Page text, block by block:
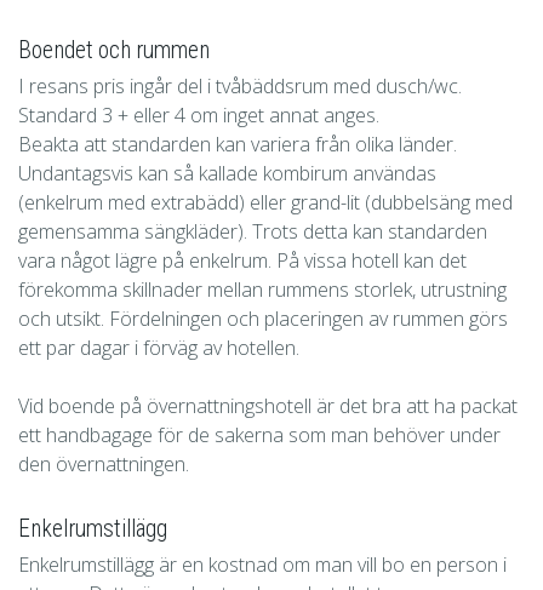
Boendet och rummen
I resans pris ingår del i tvåbäddsrum med dusch/wc.
Standard 3 + eller 4 om inget annat anges.
Beakta att standarden kan variera från olika länder.
Undantagsvis kan så kallade kombirum användas
(enkelrum med extrabädd) eller grand-lit (dubbelsäng med
gemensamma sängkläder). Trots detta kan standarden
vara något lägre på enkelrum. På vissa hotell kan det
förekomma skillnader mellan rummens storlek, utrustning
och utsikt. Fördelningen och placeringen av rummen görs
ett par dagar i förväg av hotellen.
Vid boende på övernattningshotell är det bra att ha packat
ett handbagage för de sakerna som man behöver under
den övernattningen.
Enkelrumstillägg
Enkelrumstillägg är en kostnad om man vill bo en person i